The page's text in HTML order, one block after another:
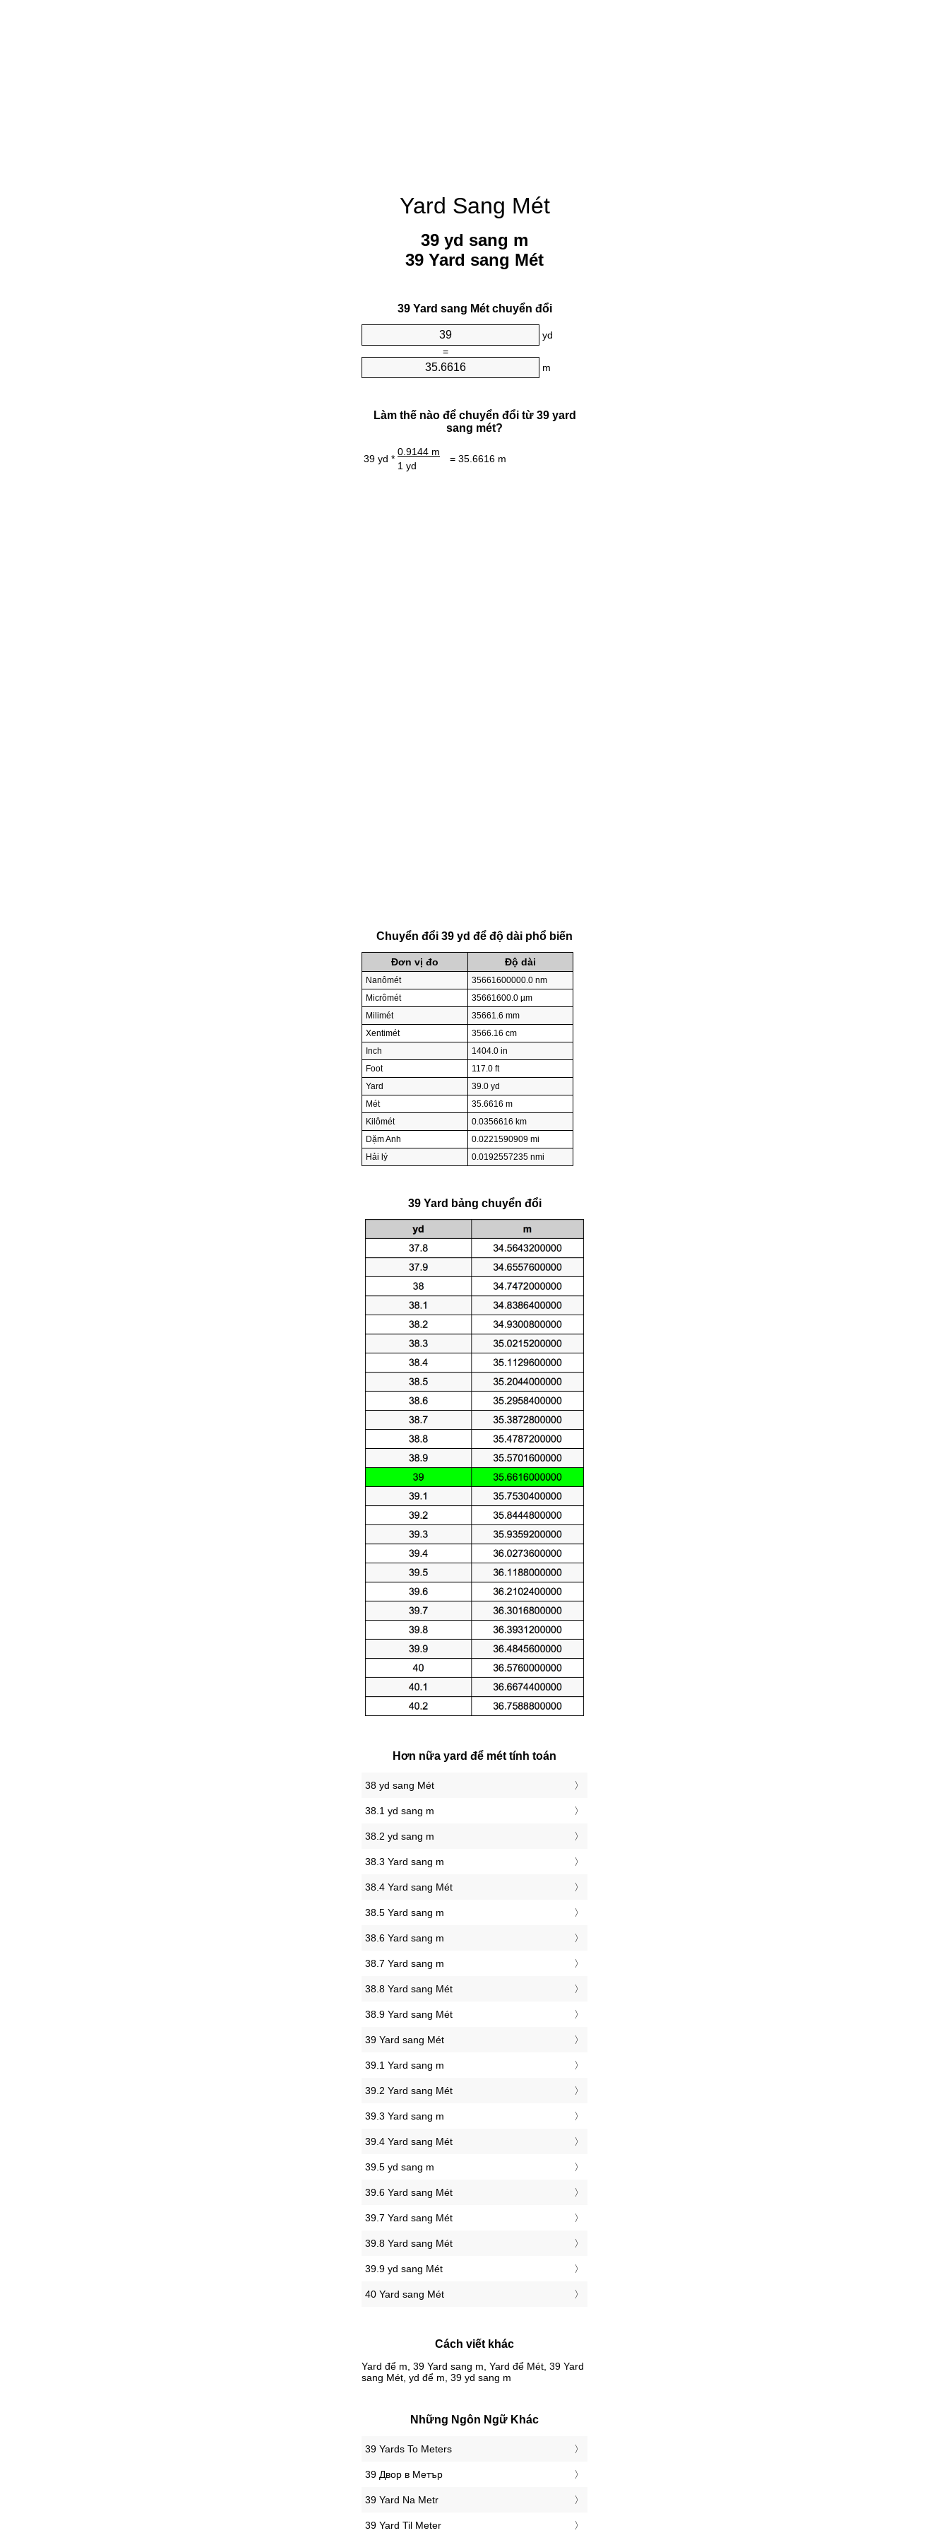
Yard Sang Mét
39 yd sang m
39 Yard sang Mét
39 Yard sang Mét chuyển đổi
yd
=
m
Làm thế nào để chuyển đổi từ 39 yard
sang mét?
39 yd *
0.9144 m
= 35.6616 m
1 yd
Chuyển đổi 39 yd để độ dài phổ biến
Đơn vị đo Độ dài
Nanômét
35661600000.0 nm
Micrômét
35661600.0 µm
Milimét
35661.6 mm
Xentimét
3566.16 cm
Inch
1404.0 in
Foot
117.0 ft
Yard
39.0 yd
Mét
35.6616 m
Kilômét
0.0356616 km
Dặm Anh
0.0221590909 mi
Hải lý
0.0192557235 nmi
39 Yard bảng chuyển đổi
Hơn nữa yard để mét tính toán
38 yd sang Mét
38.1 yd sang m
38.2 yd sang m
38.3 Yard sang m
38.4 Yard sang Mét
38.5 Yard sang m
38.6 Yard sang m
38.7 Yard sang m
38.8 Yard sang Mét
38.9 Yard sang Mét
39 Yard sang Mét
39.1 Yard sang m
39.2 Yard sang Mét
39.3 Yard sang m
39.4 Yard sang Mét
39.5 yd sang m
39.6 Yard sang Mét
39.7 Yard sang Mét
39.8 Yard sang Mét
39.9 yd sang Mét
40 Yard sang Mét
Cách viết khác
Yard để m, 39 Yard sang m, Yard để Mét, 39 Yard
sang Mét, yd để m, 39 yd sang m
Những Ngôn Ngữ Khác
‎39 Yards To Meters
‎39 Двор в Метър
‎39 Yard Na Metr
‎39 Yard Til Meter